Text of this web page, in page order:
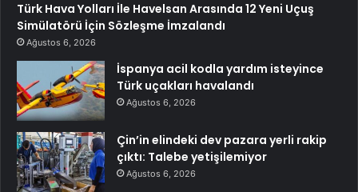
Türk Hava Yolları İle Havelsan Arasında 12 Yeni Uçuş
Simülatörü İçin Sözleşme İmzalandı
Ağustos 6, 2026
İspanya acil kodla yardım isteyince
Türk uçakları havalandı
Ağustos 6, 2026
Çin’in elindeki dev pazara yerli rakip
çıktı: Talebe yetişilemiyor
Ağustos 6, 2026